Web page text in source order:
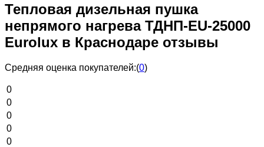
Тепловая дизельная пушка
непрямого нагрева ТДНП-EU-25000
Eurolux в Краснодаре отзывы
Средняя оценка покупателей:(0)
0
0
0
0
0